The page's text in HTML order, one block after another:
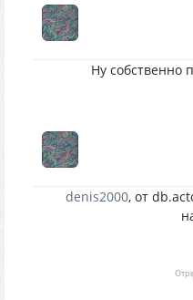
Ну собственно
denis2000, от